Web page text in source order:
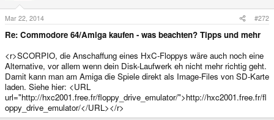
Mar 22, 2014 #272
Re: Commodore 64/Amiga kaufen - was beachten? Tipps und mehr
<r>SCORPIO, die Anschaffung eines HxC-Floppys wäre auch noch eine
Alternative, vor allem wenn dein Disk-Laufwerk eh nicht mehr richtig geht.
Damit kann man am Amiga die Spiele direkt als Image-Files von SD-Karte
laden. Siehe hier: <URL
url="http://hxc2001.free.fr/floppy_drive_emulator/">http://hxc2001.free.fr/fl
oppy_drive_emulator/</URL></r>